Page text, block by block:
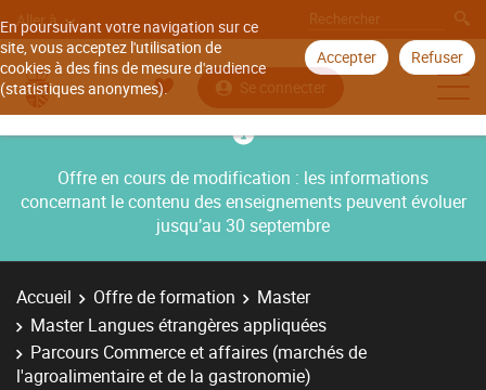
En poursuivant votre navigation sur ce
site, vous acceptez l'utilisation de
cookies à des fins de mesure d'audience
(statistiques anonymes).
Accepter Refuser
Aller à
Se connecter
Offre en cours de modification : les informations
concernant le contenu des enseignements peuvent évoluer
jusqu’au 30 septembre
Accueil Offre de formation
Master
Master Langues étrangères appliquées
Parcours Commerce et affaires (marchés de
l'agroalimentaire et de la gastronomie)